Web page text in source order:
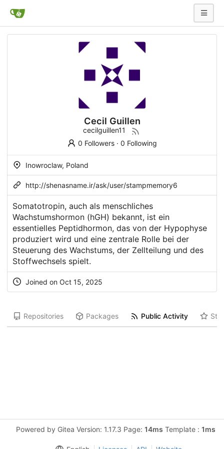
Cecil Guillen
cecilguillen11
0 Followers· 0 Following
Inowroclaw, Poland
http://shenasname.ir/ask/user/stampmemory6
Somatotropin, auch als menschliches
Wachstumshormon (hGH) bekannt, ist ein
essentielles Peptidhormon, das von der Hypophyse
produziert wird und eine zentrale Rolle bei der
Steuerung des Wachstums, der Zellteilung und des
Stoffwechsels spielt.
Joined on Oct 15, 2025
Repositories Packages Public Activity
Powered by Gitea Version: 1.17.3 Page: 14ms Template : 1ms